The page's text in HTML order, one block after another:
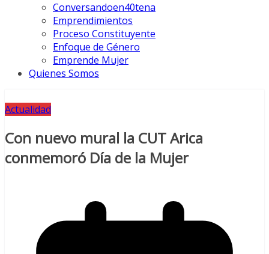
Conversandoen40tena
Emprendimientos
Proceso Constituyente
Enfoque de Género
Emprende Mujer
Quienes Somos
Actualidad
Con nuevo mural la CUT Arica
conmemoró Día de la Mujer